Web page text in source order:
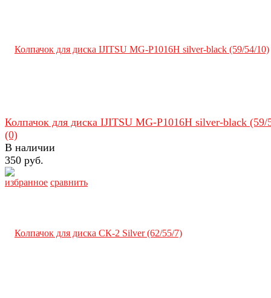
избранное сравнить
Колпачок для диска IJITSU MG-P1016H silver-black (59/
(0)
В наличии
350 руб.